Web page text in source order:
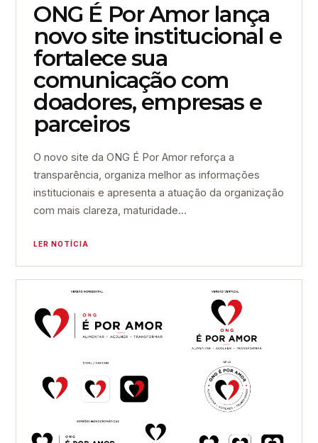
ONG É Por Amor lança
novo site institucional e
fortalece sua
comunicação com
doadores, empresas e
parceiros
O novo site da ONG É Por Amor reforça a
transparência, organiza melhor as informações
institucionais e apresenta a atuação da organização
com mais clareza, maturidade...
LER NOTÍCIA